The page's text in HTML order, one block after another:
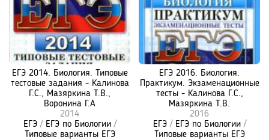
ЕГЭ 2014. Биология. Типовые
тестовые задания - Калинова
Г.С., Мазяркина Т.В.,
Воронина Г.А
2014
ЕГЭ/ ЕГЭ по Биологии/
Типовые варианты ЕГЭ
ЕГЭ 2016. Биология.
Практикум. Экзаменационные
тесты - Калинова Г.С.,
Мазяркина Т.В.
2016
ЕГЭ/ ЕГЭ по Биологии/
Типовые варианты ЕГЭ